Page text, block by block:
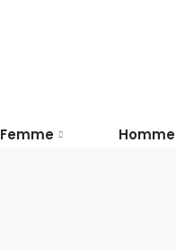
Femme Homme